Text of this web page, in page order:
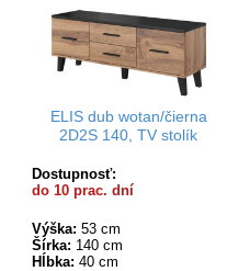
ELIS dub wotan/čierna
2D2S 140, TV stolík
Dostupnosť:
do 10 prac. dní
Výška: 53 cm
Šírka: 140 cm
Hĺbka: 40 cm